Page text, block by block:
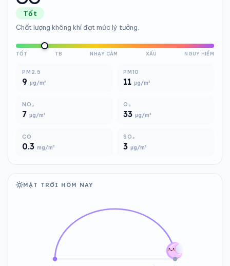
Tốt
Chất lượng không khí đạt mức lý tưởng.
TỐT TB NHẠY CẢM XẤU NGUY HIỂM
PM2.5
9 µg/m³
PM10
11 µg/m³
NO₂
7 µg/m³
O₃
33 µg/m³
CO
0.3 mg/m³
SO₂
3 µg/m³
MẶT TRỜI HÔM NAY